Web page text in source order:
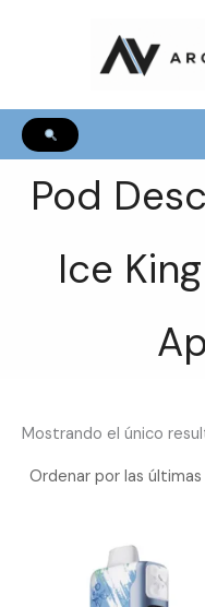
Pod
Ice
Mostrando el único